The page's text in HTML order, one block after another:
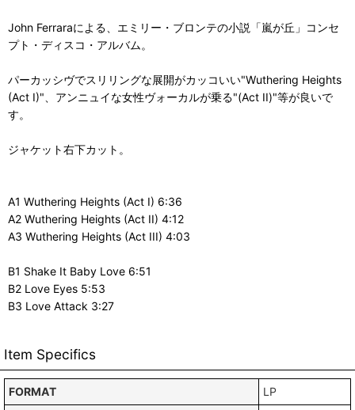
John Ferraraによる、エミリー・ブロンテの小説「嵐が丘」コンセ
プト・ディスコ・アルバム。
パーカッシヴでスリリングな展開がカッコいい"Wuthering Heights
(Act I)"、アンニュイな女性ヴォーカルが乗る"(Act II)"等が良いで
す。
ジャケット右下カット。
A1 Wuthering Heights (Act I) 6:36
A2 Wuthering Heights (Act II) 4:12
A3 Wuthering Heights (Act III) 4:03
B1 Shake It Baby Love 6:51
B2 Love Eyes 5:53
B3 Love Attack 3:27
Item Specifics
FORMAT
LP